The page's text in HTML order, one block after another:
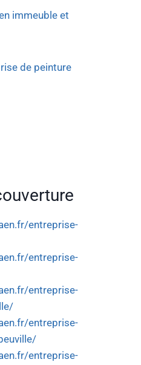
immeuble et
de peinture
entreprise-
entreprise-
entreprise-
entreprise-
entreprise-